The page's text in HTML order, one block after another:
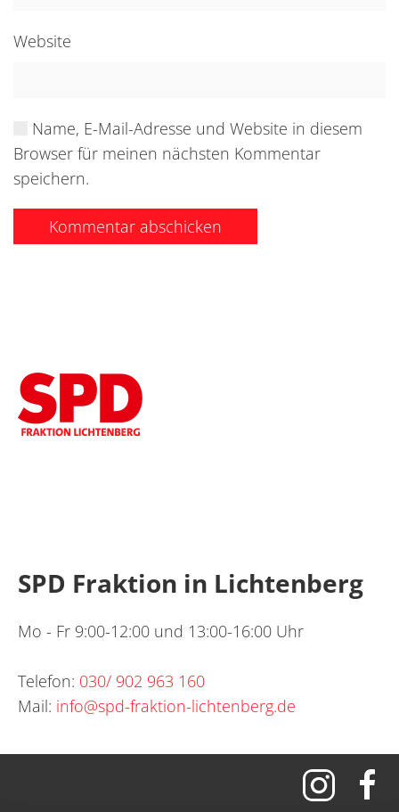
Website
Name, E-Mail-Adresse und Website in diesem
Browser für meinen nächsten Kommentar
speichern.
Kommentar abschicken
SPD Fraktion in Lichtenberg
Mo - Fr 9:00-12:00 und 13:00-16:00 Uhr
Telefon: 030/ 902 963 160
Mail: info@spd-fraktion-lichtenberg.de